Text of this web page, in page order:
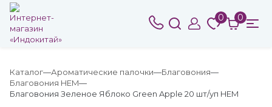
0 0
Каталог Ароматические палочки
Благовония
Благовония HEM
Благовония Зеленое Яблоко Green Apple 20 шт/уп HEM